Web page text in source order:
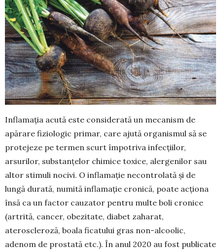
Inflamația acută este considerată un mecanism de
apărare fiziologic primar, care ajută orga­nismul să se
protejeze pe termen scurt împotriva infecțiilor,
arsurilor, substanțelor chimice toxice, alergenilor sau
altor stimuli nocivi. O inflamație necontrolată și de
lungă durată, numită inflamație cronică, poate acționa
însă ca un factor cauzator pentru multe boli cronice
(artrită, cancer, obezi­tate, diabet zaharat,
ateroscleroză, boala ficatului gras non-alcoolic,
adenom de prostată etc.). În anul 2020 au fost publicate